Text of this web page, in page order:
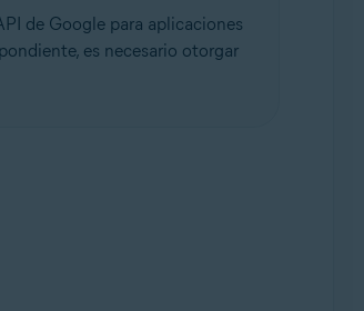
de Google para aplicaciones
es necesario otorgar